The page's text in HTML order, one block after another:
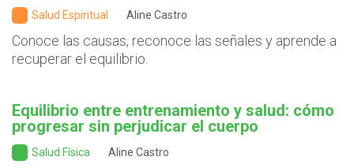
Salud Espiritual Aline Castro
Conoce las causas, reconoce las señales y aprende a
recuperar el equilibrio.
Equilibrio entre entrenamiento y salud: cómo
progresar sin perjudicar el cuerpo
Salud Física Aline Castro